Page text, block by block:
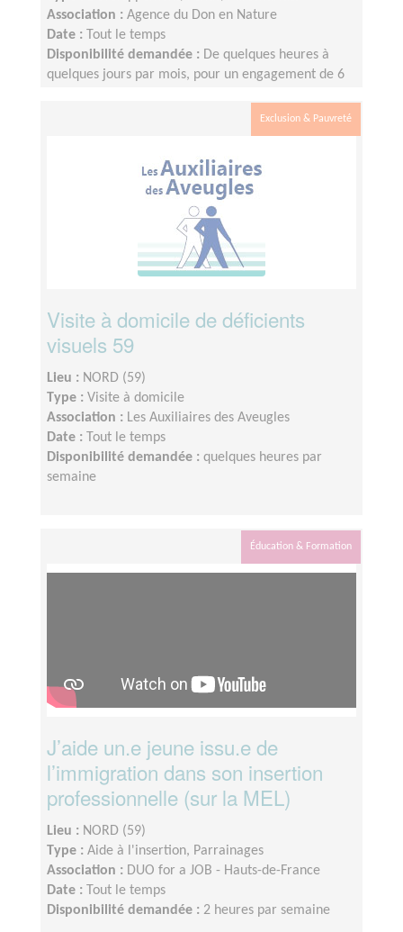
Association : Agence du Don en Nature
Date :
Tout le temps
Disponibilité demandée : De quelques heures à
quelques jours par mois, pour un engagement de 6
Exclusion & Pauvreté
Visite à domicile de déficients
visuels 59
Lieu : NORD (59)
Type : Visite à domicile
Association : Les Auxiliaires des Aveugles
Date :
Tout le temps
Disponibilité demandée : quelques heures par
semaine
Éducation & Formation
J’aide un.e jeune issu.e de
l’immigration dans son insertion
professionnelle (sur la MEL)
Lieu : NORD (59)
Type : Aide à l'insertion, Parrainages
Association : DUO for a JOB - Hauts-de-France
Date :
Tout le temps
Disponibilité demandée : 2 heures par semaine